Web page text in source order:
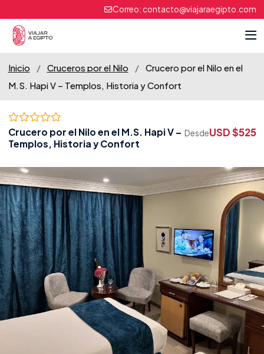
Correo: contacto@viajaraegipto.com
Inicio / Cruceros por el Nilo /
Crucero por el Nilo en el
M.S. Hapi V – Templos, Historia y Confort
Crucero por el Nilo en el M.S. Hapi V –
Templos, Historia y Confort
DesdeUSD $525